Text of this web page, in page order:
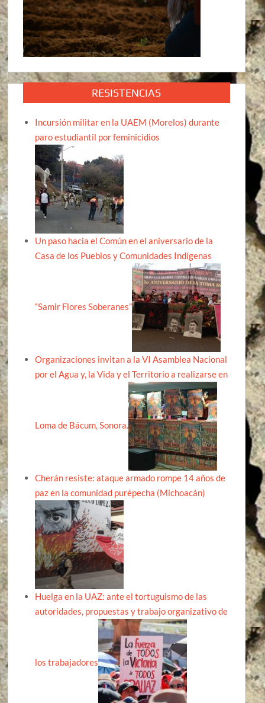
RESISTENCIAS
Incursión militar en la UAEM (Morelos) durante
paro estudiantil por feminicidios
Un paso hacia el Común en el aniversario de la
Casa de los Pueblos y Comunidades Indígenas
“Samir Flores Soberanes”
Organizaciones invitan a la VI Asamblea Nacional
por el Agua y, la Vida y el Territorio a realizarse en
Loma de Bácum, Sonora.
Cherán resiste: ataque armado rompe 14 años de
paz en la comunidad purépecha (Michoacán)
Huelga en la UAZ: ante el tortuguismo de las
autoridades, propuestas y trabajo organizativo de
los trabajadores